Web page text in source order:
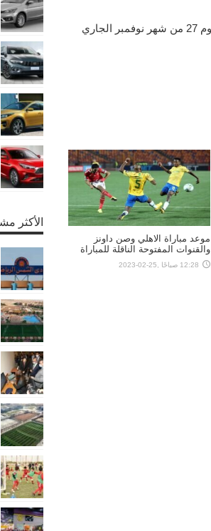
ويستعد الأهلي لخوض مباراة نهائي دوري أبطال أفريقيا ضد الزمالك يوم 27 من شهر نوفمبر الجاري
موعد مباراة الاهلي وصن داونز
والقنوات المفتوحة الناقلة للمباراة
12:28 صباحًا ,25-02-2023
الأكثر